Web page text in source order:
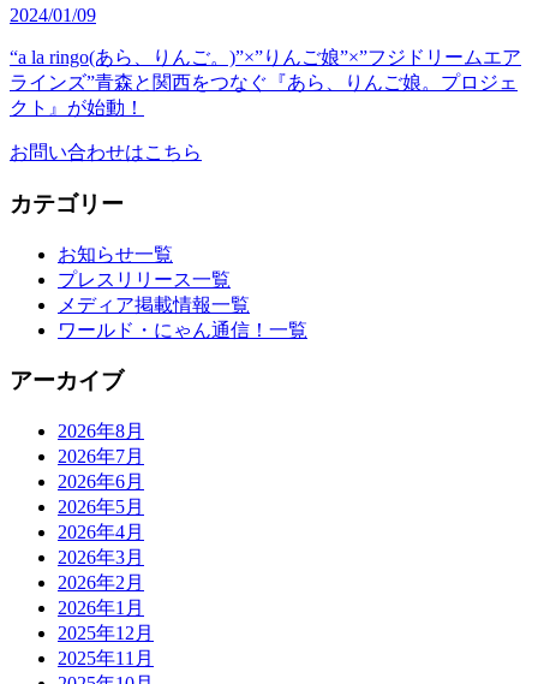
2024/01/09
“a la ringo(あら、りんご。)”×”りんご娘”×”フジドリームエア
ラインズ”青森と関西をつなぐ『あら、りんご娘。プロジェ
クト』が始動！
お問い合わせはこちら
カテゴリー
お知らせ一覧
プレスリリース一覧
メディア掲載情報一覧
ワールド・にゃん通信！一覧
アーカイブ
2026年8月
2026年7月
2026年6月
2026年5月
2026年4月
2026年3月
2026年2月
2026年1月
2025年12月
2025年11月